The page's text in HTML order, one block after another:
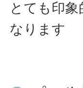
とても印
なります